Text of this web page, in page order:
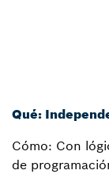
Qué:
Cómo: Con
de